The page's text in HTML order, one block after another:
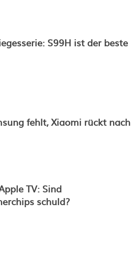
S99H ist der beste
fehlt, Xiaomi rückt nach
TV: Sind
schuld?